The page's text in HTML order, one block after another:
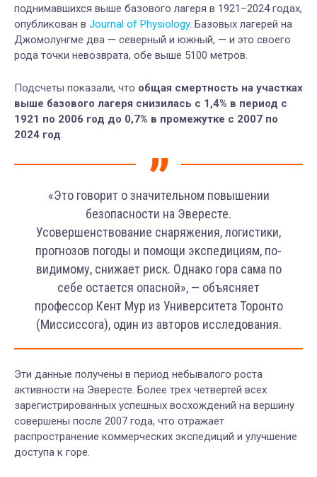
поднимавшихся выше базового лагеря в 1921–2024 годах,
опубликован в Journal of Physiology. Базовых лагерей на
Джомолунгме два — северный и южный, — и это своего
рода точки невозврата, обе выше 5100 метров.
Подсчеты показали, что общая смертность на участках
выше базового лагеря снизилась с 1,4% в период с
1921 по 2006 год до 0,7% в промежутке с 2007 по
2024 год.
«Это говорит о значительном повышении
безопасности на Эвересте.
Усовершенствование снаряжения, логистики,
прогнозов погоды и помощи экспедициям, по-
видимому, снижает риск. Однако гора сама по
себе остается опасной», — объясняет
профессор Кент Мур из Университета Торонто
(Миссиссога), один из авторов исследования.
Эти данные получены в период небывалого роста
активности на Эвересте. Более трех четвертей всех
зарегистрированных успешных восхождений на вершину
совершены после 2007 года, что отражает
распространение коммерческих экспедиций и улучшение
доступа к горе.